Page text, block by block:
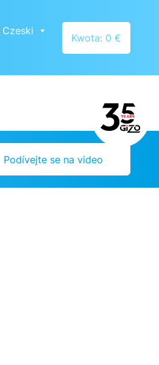
Kwota: 0 €
Czeski
Podívejte se na video